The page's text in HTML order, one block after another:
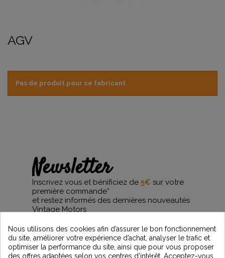
AGV
Pas de produit pour ce fabricant.
Newsletter
Inscrivez vous et bénificiez de 5€ sur votre
première commande*
et restez informés des dernières nouveautés
Vintage Motors
*Dès 99€ d'achat. En vous abonnant à notre newsletter, vous reconnaissez avoir pris
connaissance de notre politique de gestion des données personnelles et vous
Nous utilisons des cookies afin d’assurer le bon fonctionnement
du site, améliorer votre expérience d’achat, analyser le trafic et
optimiser la performance du site, ainsi que pour vous proposer
des offres adaptées selon vos centres d’intérêt. Acceptez-vous